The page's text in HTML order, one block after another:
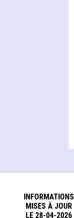
INFORMATIONS
MISES À JOUR
LE 28-04-2026